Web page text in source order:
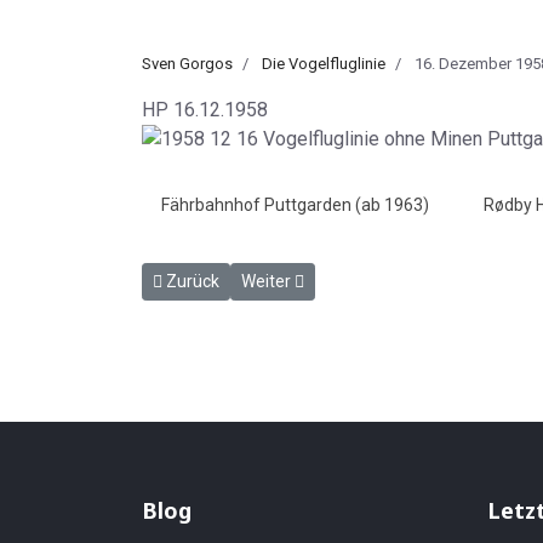
Sven Gorgos Die Vogelfluglinie 16. Dezember
HP 16.12.1958
Fährbahnhof Puttgarden (ab 1963) Rødby
Vorheriger Beitrag: Ab heute wieder Deutschland -
Zurück Nächster Beitrag: Eine Brücke nach
Weiter
Blog